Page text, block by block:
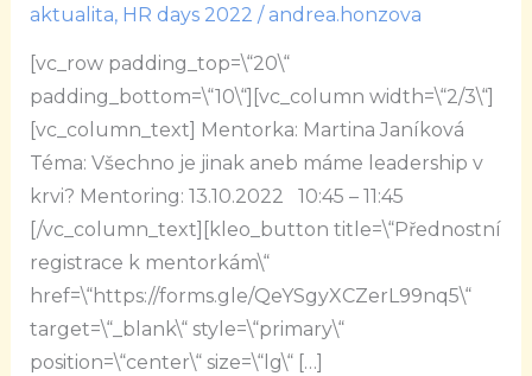
aktualita, HR days 2022 / andrea.honzova
[vc_row padding_top=\“20\“
padding_bottom=\“10\“][vc_column width=\“2/3\“]
[vc_column_text] Mentorka: Martina Janíková
Téma: Všechno je jinak aneb máme leadership v
krvi? Mentoring: 13.10.2022 10:45 – 11:45
[/vc_column_text][kleo_button title=\“Přednostní
registrace k mentorkám\“
href=\“https://forms.gle/QeYSgyXCZerL99nq5\“
target=\“_blank\“ style=\“primary\“
position=\“center\“ size=\“lg\“ […]
jinak
aneb
máme
leadership
v
krvi?